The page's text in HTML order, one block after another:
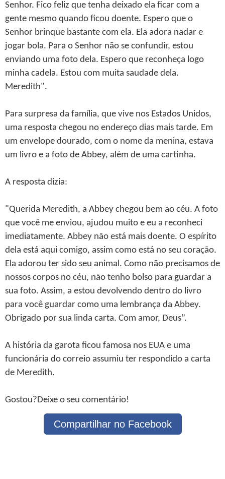
Senhor. Fico feliz que tenha deixado ela ficar com a
gente mesmo quando ficou doente. Espero que o
Senhor brinque bastante com ela. Ela adora nadar e
jogar bola. Para o Senhor não se confundir, estou
enviando uma foto dela. Espero que reconheça logo
minha cadela. Estou com muita saudade dela.
Meredith".
Para surpresa da família, que vive nos Estados Unidos,
uma resposta chegou no endereço dias mais tarde. Em
um envelope dourado, com o nome da menina, estava
um livro e a foto de Abbey, além de uma cartinha.
A resposta dizia:
"Querida Meredith, a Abbey chegou bem ao céu. A foto
que você me enviou, ajudou muito e eu a reconheci
imediatamente. Abbey não está mais doente. O espírito
dela está aqui comigo, assim como está no seu coração.
Ela adorou ter sido seu animal. Como não precisamos de
nossos corpos no céu, não tenho bolso para guardar a
sua foto. Assim, a estou devolvendo dentro do livro
para você guardar como uma lembrança da Abbey.
Obrigado por sua linda carta. Com amor, Deus”.
A história da garota ficou famosa nos EUA e uma
funcionária do correio assumiu ter respondido a carta
de Meredith.
Gostou?Deixe o seu comentário!
Compartilhar no Facebook